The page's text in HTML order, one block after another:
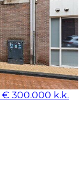
€ 300.000 k.k.